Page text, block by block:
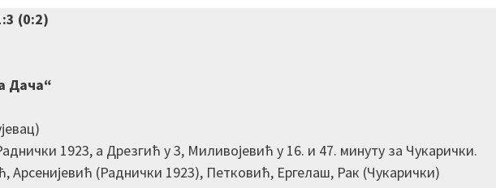
(0:2)
Дача“
1923, а Дрезгић у 3, Миливојевић у 16. и 47. минуту за Чукарички.
Арсенијевић (Раднички 1923), Петковић, Ергелаш, Рак (Чукарички)